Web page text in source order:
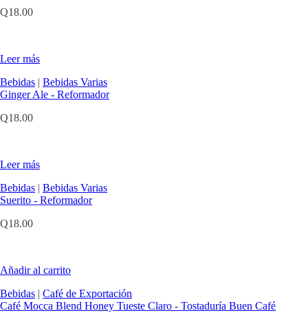
Q18.00
Leer más
Bebidas | Bebidas Varias
Ginger Ale - Reformador
Q18.00
Leer más
Bebidas | Bebidas Varias
Suerito - Reformador
Q18.00
Añadir al carrito
Bebidas | Café de Exportación
Café Mocca Blend Honey Tueste Claro - Tostaduría Buen Café